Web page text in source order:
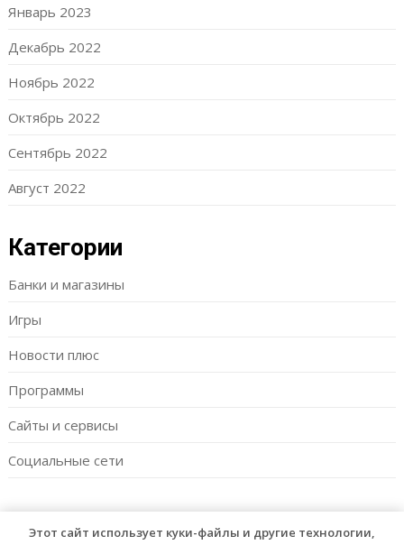
Январь 2023
Декабрь 2022
Ноябрь 2022
Октябрь 2022
Сентябрь 2022
Август 2022
Категории
Банки и магазины
Игры
Новости плюс
Программы
Сайты и сервисы
Социальные сети
Этот сайт использует куки-файлы и другие технологии,